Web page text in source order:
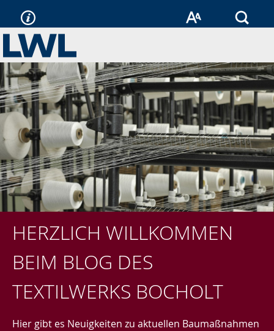
HERZLICH WILLKOMMEN
BEIM BLOG DES
TEXTILWERKS BOCHOLT
Hier gibt es Neuigkeiten zu aktuellen Baumaßnahmen